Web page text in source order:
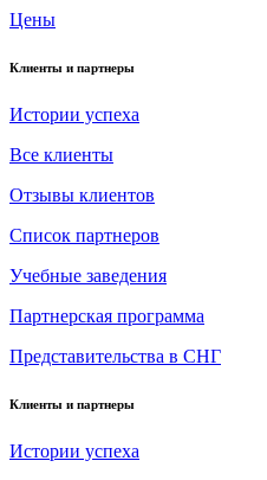
Цены
Клиенты и партнеры
Истории успеха
Все клиенты
Отзывы клиентов
Список партнеров
Учебные заведения
Партнерская программа
Представительства в СНГ
Клиенты и партнеры
Истории успеха